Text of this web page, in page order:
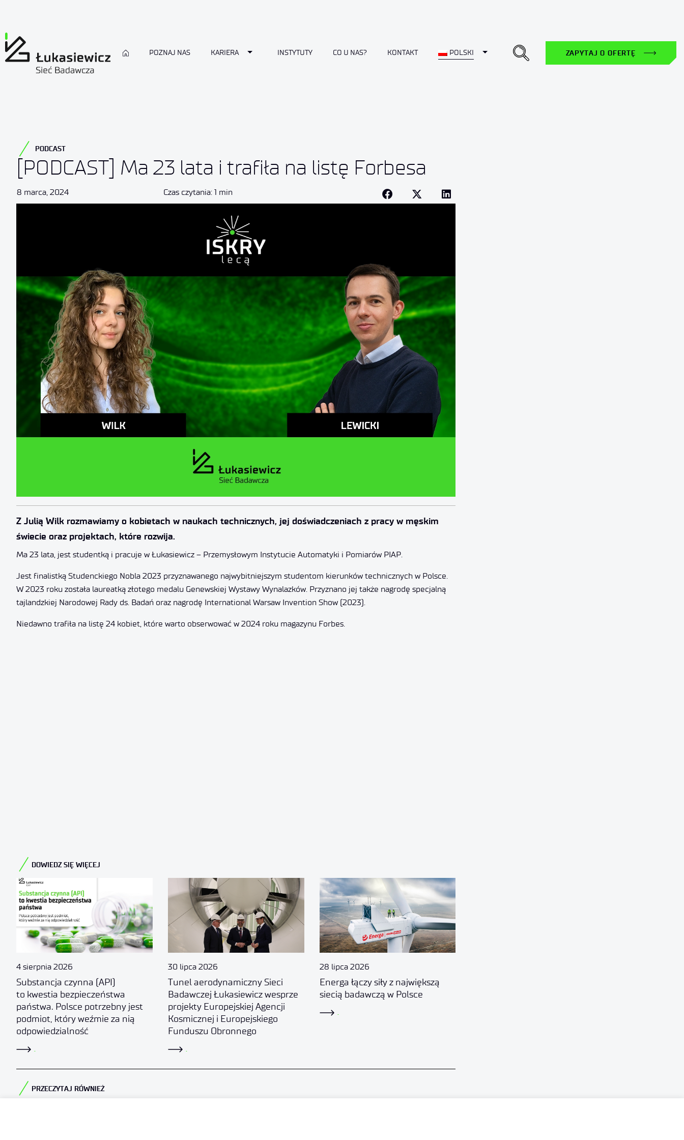
POZNAJ NAS KARIERA Toggle Dropdown
INSTYTUTY CO U NAS? KONTAKT POLSKI Toggle Dropdown ZAPYTAJ O OFERTĘ
PODCAST
[PODCAST] Ma 23 lata i trafiła na listę Forbesa
8 marca, 2024 Czas czytania: 1 min
Z Julią Wilk rozmawiamy o kobietach w naukach technicznych, jej doświadczeniach z pracy w męskim
świecie oraz projektach, które rozwija.
Ma 23 lata, jest studentką i pracuje w Łukasiewicz – Przemysłowym Instytucie Automatyki i Pomiarów PIAP.
Jest finalistką Studenckiego Nobla 2023 przyznawanego najwybitniejszym studentom kierunków technicznych w Polsce.
W 2023 roku została laureatką złotego medalu Genewskiej Wystawy Wynalazków. Przyznano jej także nagrodę specjalną
tajlandzkiej Narodowej Rady ds. Badań oraz nagrodę International Warsaw Invention Show (2023).
Niedawno trafiła na listę 24 kobiet, które warto obserwować w 2024 roku magazynu Forbes.
DOWIEDZ SIĘ WIĘCEJ
Substancja czynna (API)
to kwestia bezpieczeństwa
państwa. Polsce potrzebny jest
podmiot, który weźmie za nią
odpowiedzialność
4 sierpnia 2026
.
Tunel aerodynamiczny Sieci
Badawczej Łukasiewicz wesprze
projekty Europejskiej Agencji
Kosmicznej i Europejskiego
Funduszu Obronnego
30 lipca 2026
.
Energa łączy siły z największą
siecią badawczą w Polsce
28 lipca 2026
.
PRZECZYTAJ RÓWNIEŻ​